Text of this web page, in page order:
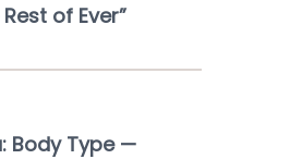
of Ever”
Body Type —